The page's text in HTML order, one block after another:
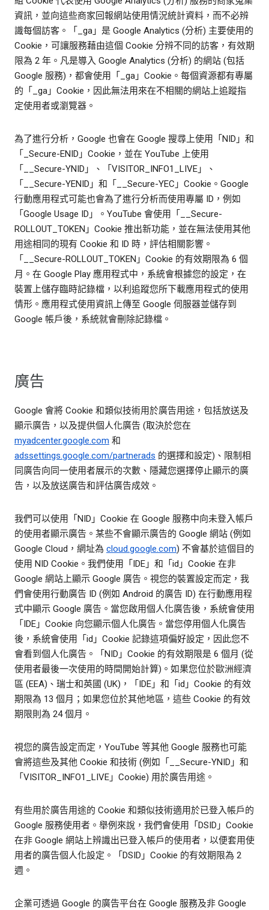
資訊，並向這些商家回報網站使用情況統計資料，而不必辨
識每個訪客。「_ga」是 Google Analytics (分析) 主要使用的
Cookie，可讓服務藉由這個 Cookie 分辨不同的訪客，有效期
限為 2 年。凡是導入 Google Analytics (分析) 的網站 (包括
Google 服務)，都會使用「_ga」Cookie。每個資源都有專屬
的「_ga」Cookie，因此無法用來在不相關的網站上追蹤指
定使用者或瀏覽器。
為了進行分析，Google 也會在 Google 搜尋上使用「NID」和
「_Secure-ENID」Cookie，並在 YouTube 上使用
「__Secure-YNID」、「VISITOR_INFO1_LIVE」、
「__Secure-YENID」和「__Secure-YEC」Cookie。Google
行動應用程式可能也會為了進行分析而使用專屬 ID，例如
「Google Usage ID」。YouTube 會使用「__Secure-
ROLLOUT_TOKEN」Cookie 推出新功能，並在無法使用其他
用途相同的現有 Cookie 和 ID 時，評估相關影響。
「__Secure-ROLLOUT_TOKEN」Cookie 的有效期限為 6 個
月。在 Google Play 應用程式中，系統會根據您的設定，在
裝置上儲存臨時記錄檔，以利追蹤您所下載應用程式的使用
情形。應用程式使用資訊上傳至 Google 伺服器並儲存到
Google 帳戶後，系統就會刪除記錄檔。
廣告
Google 會將 Cookie 和類似技術用於廣告用途，包括放送及
顯示廣告，以及提供個人化廣告 (取決於您在
myadcenter.google.com 和
adssettings.google.com/partnerads 的選擇和設定)、限制相
同廣告向同一使用者展示的次數、隱藏您選擇停止顯示的廣
告，以及放送廣告和評估廣告成效。
我們可以使用「NID」Cookie 在 Google 服務中向未登入帳戶
的使用者顯示廣告。某些不會顯示廣告的 Google 網站 (例如
Google Cloud，網址為 cloud.google.com) 不會基於這個目的
使用 NID Cookie。我們使用「IDE」和「id」Cookie 在非
Google 網站上顯示 Google 廣告。視您的裝置設定而定，我
們會使用行動廣告 ID (例如 Android 的廣告 ID) 在行動應用程
式中顯示 Google 廣告。當您啟用個人化廣告後，系統會使用
「IDE」Cookie 向您顯示個人化廣告。當您停用個人化廣告
後，系統會使用「id」Cookie 記錄這項偏好設定，因此您不
會看到個人化廣告。「NID」Cookie 的有效期限是 6 個月 (從
使用者最後一次使用的時間開始計算)。如果您位於歐洲經濟
區 (EEA)、瑞士和英國 (UK)，「IDE」和「id」Cookie 的有效
期限為 13 個月；如果您位於其他地區，這些 Cookie 的有效
期限則為 24 個月。
視您的廣告設定而定，YouTube 等其他 Google 服務也可能
會將這些及其他 Cookie 和技術 (例如「__Secure-YNID」和
「VISITOR_INFO1_LIVE」Cookie) 用於廣告用途。
有些用於廣告用途的 Cookie 和類似技術適用於已登入帳戶的
Google 服務使用者。舉例來說，我們會使用「DSID」Cookie
在非 Google 網站上辨識出已登入帳戶的使用者，以便套用使
用者的廣告個人化設定。「DSID」Cookie 的有效期限為 2
週。
企業可透過 Google 的廣告平台在 Google 服務及非 Google